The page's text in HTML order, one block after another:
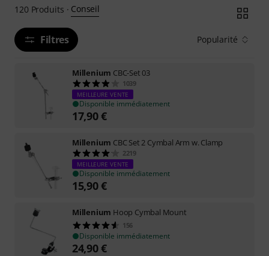
120 Produits · Conseil
Filtres Popularité
Millenium CBC-Set 03
1039
MEILLEURE VENTE
Disponible immédiatement
17,90€
Millenium CBC Set 2 Cymbal Arm w. Clamp
2219
MEILLEURE VENTE
Disponible immédiatement
15,90€
Millenium Hoop Cymbal Mount
156
Disponible immédiatement
24,90€